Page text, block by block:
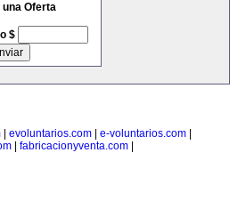
una Oferta
$
| evoluntarios.com| e-voluntarios.com|
| fabricacionyventa.com|